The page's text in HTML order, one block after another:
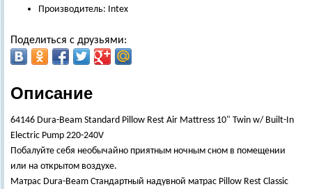
Производитель: Intex
Поделиться с друзьями:
Описание
64146 Dura-Beam Standard Pillow Rest Air Mattress 10" Twin w/ Built-In
Electric Pump 220-240V
Побалуйте себя необычайно приятным ночным сном в помещении
или на открытом воздухе.
Матрас Dura-Beam Стандартный надувной матрас Pillow Rest Classic